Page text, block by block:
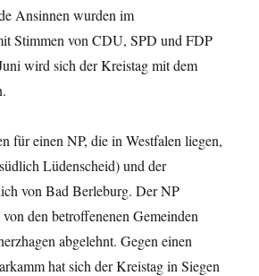
Ansinnen wurden im
Stimmen von CDU, SPD und FDP
wird sich der Kreistag mit dem
für einen NP, die in Westfalen liegen,
Lüdenscheid) und der
von Bad Berleburg. Der NP
den betroffenenen Gemeinden
abgelehnt. Gegen einen
hat sich der Kreistag in Siegen